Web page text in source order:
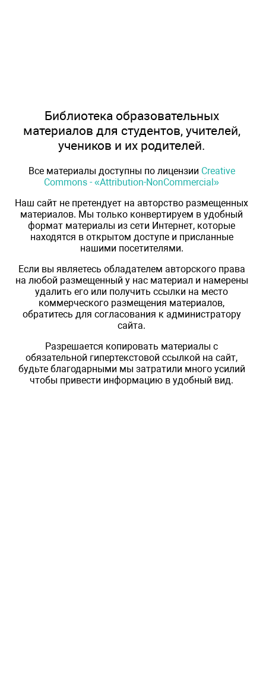
Библиотека образовательных
материалов для студентов, учителей,
учеников и их родителей.
Все материалы доступны по лицензии Creative
Commons - «Attribution-NonCommercial»
Наш сайт не претендует на авторство размещенных
материалов. Мы только конвертируем в удобный
формат материалы из сети Интернет, которые
находятся в открытом доступе и присланные
нашими посетителями.
Если вы являетесь обладателем авторского права
на любой размещенный у нас материал и намерены
удалить его или получить ссылки на место
коммерческого размещения материалов,
обратитесь для согласования к администратору
сайта.
Разрешается копировать материалы с
обязательной гипертекстовой ссылкой на сайт,
будьте благодарными мы затратили много усилий
чтобы привести информацию в удобный вид.